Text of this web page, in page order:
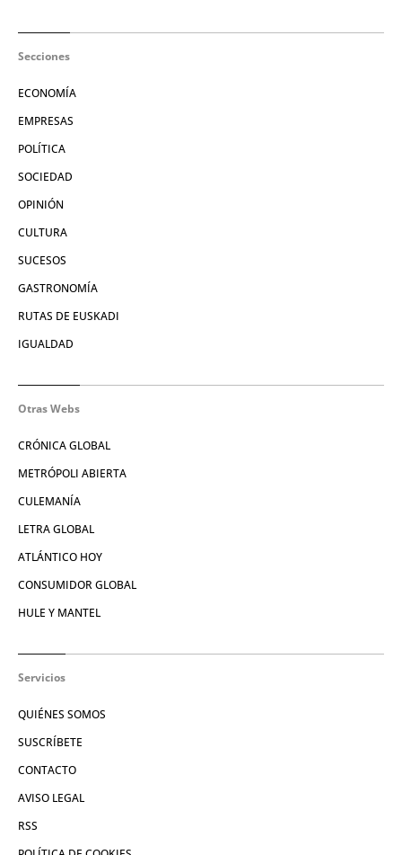
Secciones
ECONOMÍA
EMPRESAS
POLÍTICA
SOCIEDAD
OPINIÓN
CULTURA
SUCESOS
GASTRONOMÍA
RUTAS DE EUSKADI
IGUALDAD
Otras Webs
CRÓNICA GLOBAL
METRÓPOLI ABIERTA
CULEMANÍA
LETRA GLOBAL
ATLÁNTICO HOY
CONSUMIDOR GLOBAL
HULE Y MANTEL
Servicios
QUIÉNES SOMOS
SUSCRÍBETE
CONTACTO
AVISO LEGAL
RSS